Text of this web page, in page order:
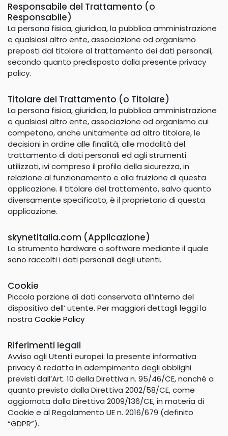
Responsabile del Trattamento (o
Responsabile)
La persona fisica, giuridica, la pubblica amministrazione
e qualsiasi altro ente, associazione od organismo
preposti dal titolare al trattamento dei dati personali,
secondo quanto predisposto dalla presente privacy
policy.
Titolare del Trattamento (o Titolare)
La persona fisica, giuridica, la pubblica amministrazione
e qualsiasi altro ente, associazione od organismo cui
competono, anche unitamente ad altro titolare, le
decisioni in ordine alle finalità, alle modalità del
trattamento di dati personali ed agli strumenti
utilizzati, ivi compreso il profilo della sicurezza, in
relazione al funzionamento e alla fruizione di questa
applicazione. Il titolare del trattamento, salvo quanto
diversamente specificato, è il proprietario di questa
applicazione.
skynetitalia.com (Applicazione)
Lo strumento hardware o software mediante il quale
sono raccolti i dati personali degli utenti.
Cookie
Piccola porzione di dati conservata all’interno del
dispositivo dell’ utente. Per maggiori dettagli leggi la
nostra Cookie Policy
Riferimenti legali
Avviso agli Utenti europei: la presente informativa
privacy è redatta in adempimento degli obblighi
previsti dall’Art. 10 della Direttiva n. 95/46/CE, nonché a
quanto previsto dalla Direttiva 2002/58/CE, come
aggiornata dalla Direttiva 2009/136/CE, in materia di
Cookie e al Regolamento UE n. 2016/679 (definito
“GDPR”).